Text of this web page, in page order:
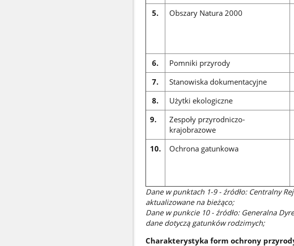
5.
Obszary Natura 2000
6.
Pomniki przyrody
7.
Stanowiska dokumentacyjne
8.
Użytki ekologiczne
9.
Zespoły przyrodniczo-
krajobrazowe
10. Ochrona gatunkowa
Dane w punktach 1-9 - źródło: Centralny
aktualizowane na bieżąco;
Dane w punkcie 10 - źródło: Generalna
dane dotyczą gatunków rodzimych;
Charakterystyka form ochrony